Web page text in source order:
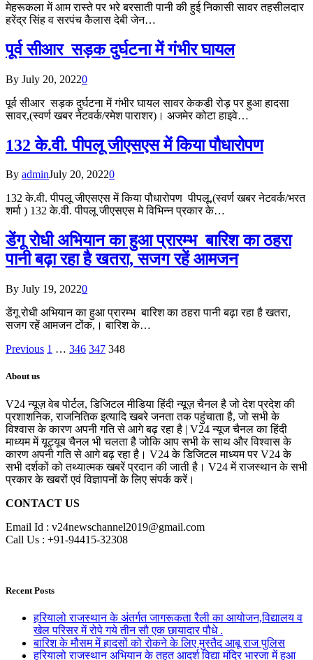
मेहरूकला में आम रास्ते पर भरे बरसाती पानी की हुई निकासी सावर तहसीलदार
हरेंद्र सिंह व सरपंच कैलास देबी जेन…
पूर्व सीआर सड़क दुर्घटना में गंभीर घायल
By July 20, 20220
पूर्व सीआर सड़क दुर्घटना में गंभीर घायल सावर केकडी रोड़ पर हुआ हादसा
सावर,(स्वर्ण खबर नेटवर्क/रमेश पाराशर)। अजमेर कोटा हाइवे…
132 के.वी. पीपलू जीएसएस में किया पौधारोपण
By adminJuly 20, 20220
132 के.वी. पीपलू जीएसएस में किया पौधारोपण पीपलू,(स्वर्ण खबर नेटवर्क/भरत
शर्मा ) 132 के.वी. पीपलू जीएसएस मे विभिन्न प्रकार के…
डेंगू रोधी अभियान का हुआ प्रारम्भ बारिश का ठहरा
पानी बढ़ा रहा है खतरा, सजग रहें आमजन
By July 19, 20220
डेंगू रोधी अभियान का हुआ प्रारम्भ बारिश का ठहरा पानी बढ़ा रहा है खतरा,
सजग रहें आमजन टोंक,। बारिश के…
Previous 1 … 346 347 348
About us
V24 न्यूज़ वेब पोर्टल, डिजिटल मीडिया हिंदी न्यूज़ चैनल है जो देश प्रदेश की
प्रशाशनिक, राजनितिक इत्यादि खबरे जनता तक पहुंचाता है, जो सभी के
विश्वास के कारण अपनी गति से आगे बढ़ रहा है | V24 न्यूज चैनल का हिंदी
माध्यम में यूट्यूब चैनल भी चलता है जोकि आप सभी के साथ और विश्वास के
कारण अपनी गति से आगे बढ़ रहा है। V24 के डिजिटल माध्यम पर V24 के
सभी दर्शकों को तथ्यात्मक खबरें प्रदान की जाती है। V24 में राजस्थान के सभी
प्रकार के खबरों एवं विज्ञापनों के लिए संपर्क करें।
CONTACT US
Email Id : v24newschannel2019@gmail.com
Call Us : +91-94415-32308
Recent Posts
हरियालो राजस्थान के अंतर्गत जागरूकता रैली का आयोजन,विद्यालय व
खेल परिसर में रोपे गये तीन सौ एक छायादार पौधे .
बारिश के मौसम में हादसों को रोकने के लिए मुस्तैद आबू राज पुलिस
हरियालो राजस्थान अभियान के तहत आदर्श विद्या मंदिर भारजा में हुआ